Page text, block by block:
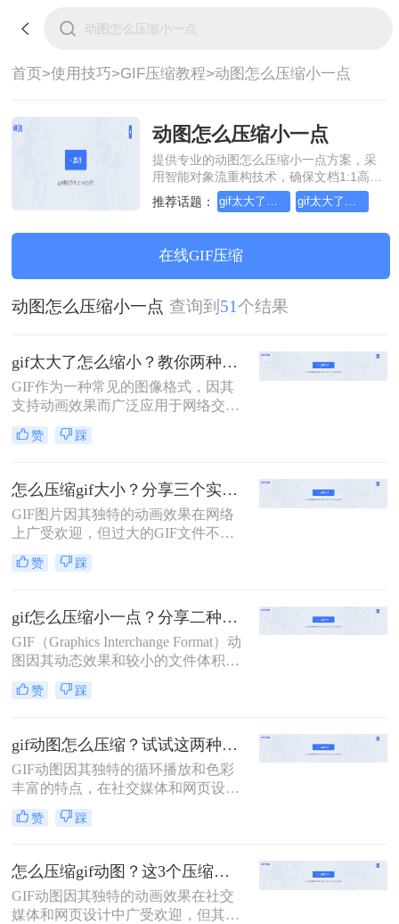
首页>使用技巧>GIF压缩教程>动图怎么压缩小一点
动图怎么压缩小一点
提供专业的动图怎么压缩小一点方案，采
用智能对象流重构技术，确保文档1:1高保
真还原且排版不乱码。支持一键批量处
理，全链路 SSL 加密保障隐私安全。助您
装，高效办公。
推荐话题： gif太大了怎么缩小 gif太大了怎么压缩
在线GIF压缩
动图怎么压缩小一点 查询到 51个结果
gif太大了怎么缩小？教你两种高效压缩方法！
GIF作为一种常见的图像格式，因其
支持动画效果而广泛应用于网络交
流、社交媒体和网页设计中。然而，
有时我们会遇到GIF文件体积过大的
间，还可能影响加载速度和用户体
验。那么gif太大了怎么缩小呢？本文
将介绍两种缩小GIF大小的有效方
法。
赞 踩
怎么压缩gif大小？分享三个实用方法详解！
GIF图片因其独特的动画效果在网络
上广受欢迎，但过大的GIF文件不仅
会增加加载时间，还可能导致在传输
过程中出现错误。那么怎么压缩gif大
法。
赞 踩
gif怎么压缩小一点？分享二种压缩动图的方法！
GIF（Graphics Interchange Format）动
图因其动态效果和较小的文件体积而
广受欢迎，但在社交媒体和网页设计
中，过大的GIF文件往往会导致加载
怎么压缩小一点呢？本文将介绍两种
有效的方法，帮助您轻松压缩GIF文
件，减小文件大小，同时保持动画效
果。
赞 踩
gif动图怎么压缩？试试这两种高效方法！
GIF动图因其独特的循环播放和色彩
丰富的特点，在社交媒体和网页设计
中广泛应用。然而，较大的GIF文件
不仅会增加加载时间，还可能影响用
项重要的任务。那么gif动图怎么压缩
呢？本文将介绍两种压缩GIF动图的
方法。
赞 踩
怎么压缩gif动图？这3个压缩方法推荐给你！
GIF动图因其独特的动画效果在社交
媒体和网页设计中广受欢迎，但其较